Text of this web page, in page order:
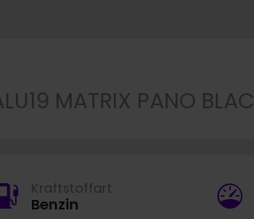
merken
MATRIX PANO
Kraftstoffart
Benzin